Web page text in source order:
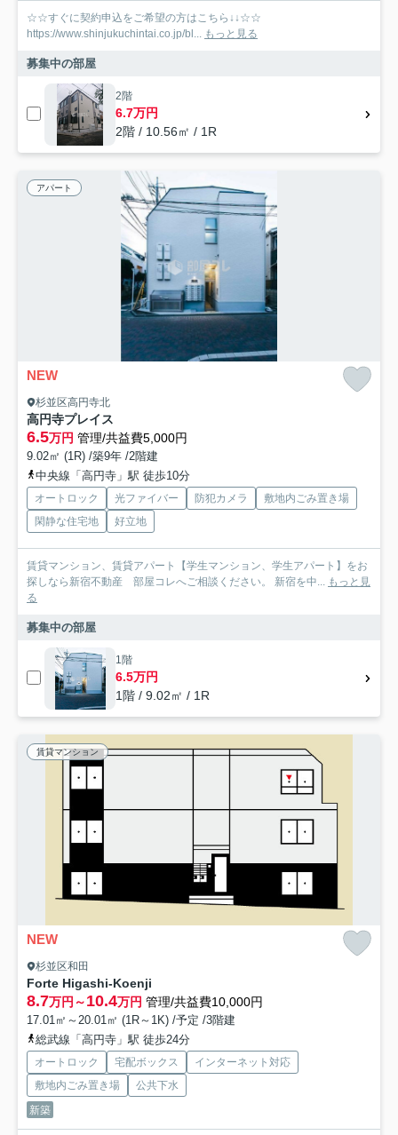
☆☆すぐに契約申込をご希望の方はこちら↓↓☆☆
https://www.shinjukuchintai.co.jp/bl...
もっと見る
募集中の部屋
2階
6.7万円
2階 / 10.56㎡ / 1R
アパート
NEW
杉並区高円寺北
高円寺プレイス
6.5万円 管理/共益費5,000円
9.02㎡ (1R) /築9年 /2階建
中央線「高円寺」駅 徒歩10分
オートロック 光ファイバー 防犯カメラ
敷地内ごみ置き場
閑静な住宅地
好立地
賃貸マンション、賃貸アパート【学生マンション、学生アパート】をお
探しなら新宿不動産 部屋コレへご相談ください。 新宿を中...
もっと見
る
募集中の部屋
1階
6.5万円
1階 / 9.02㎡ / 1R
賃貸マンション
NEW
杉並区和田
Forte Higashi-Koenji
8.7万円～10.4万円 管理/共益費10,000円
17.01㎡～20.01㎡ (1R～1K) /予定 /3階建
総武線「高円寺」駅 徒歩24分
オートロック 宅配ボックス
インターネット対応
敷地内ごみ置き場
公共下水
新築